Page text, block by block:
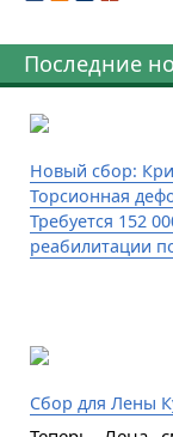
Последние
Новый сбор:
Торсионная
Требуется 152
реабилитации
Сбор для Лены